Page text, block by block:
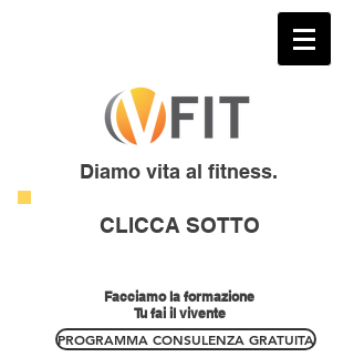
Diamo vita al fitness.
CLICCA SOTTO
Facciamo la formazione
Tu fai il vivente
PROGRAMMA CONSULENZA GRATUITA